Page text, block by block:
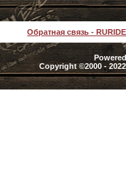
Обратная связь -
Copyright ©2000 -